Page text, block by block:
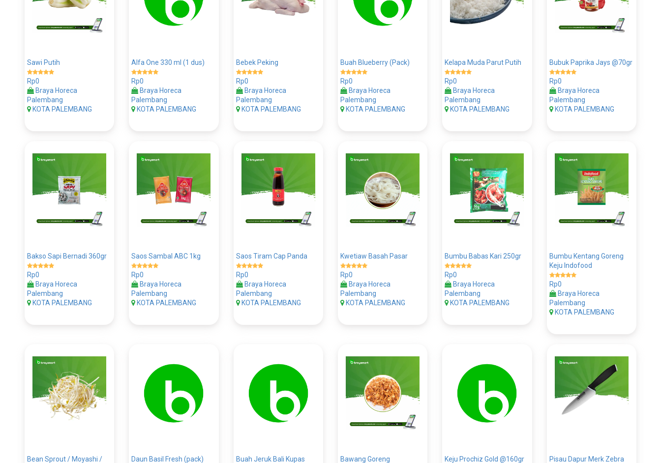
Sawi Putih
Rp0
Braya Horeca
Palembang
KOTA PALEMBANG
Alfa One 330 ml (1 dus)
Rp0
Braya Horeca
Palembang
KOTA PALEMBANG
Bebek Peking
Rp0
Braya Horeca
Palembang
KOTA PALEMBANG
Buah Blueberry (Pack)
Rp0
Braya Horeca
Palembang
KOTA PALEMBANG
Kelapa Muda Parut Putih
Rp0
Braya Horeca
Palembang
KOTA PALEMBANG
Bubuk Paprika Jays @70gr
Rp0
Braya Horeca
Palembang
KOTA PALEMBANG
Bakso Sapi Bernadi 360gr
Rp0
Braya Horeca
Palembang
KOTA PALEMBANG
Saos Sambal ABC 1kg
Rp0
Braya Horeca
Palembang
KOTA PALEMBANG
Saos Tiram Cap Panda
Rp0
Braya Horeca
Palembang
KOTA PALEMBANG
Kwetiaw Basah Pasar
Rp0
Braya Horeca
Palembang
KOTA PALEMBANG
Bumbu Babas Kari 250gr
Rp0
Braya Horeca
Palembang
KOTA PALEMBANG
Bumbu Kentang Goreng
Keju Indofood
Rp0
Braya Horeca
Palembang
KOTA PALEMBANG
Bean Sprout / Moyashi /
Daun Basil Fresh (pack)
Buah Jeruk Bali Kupas
Bawang Goreng Keju Prochiz Gold @160gr
Pisau Dapur Merk Zebra